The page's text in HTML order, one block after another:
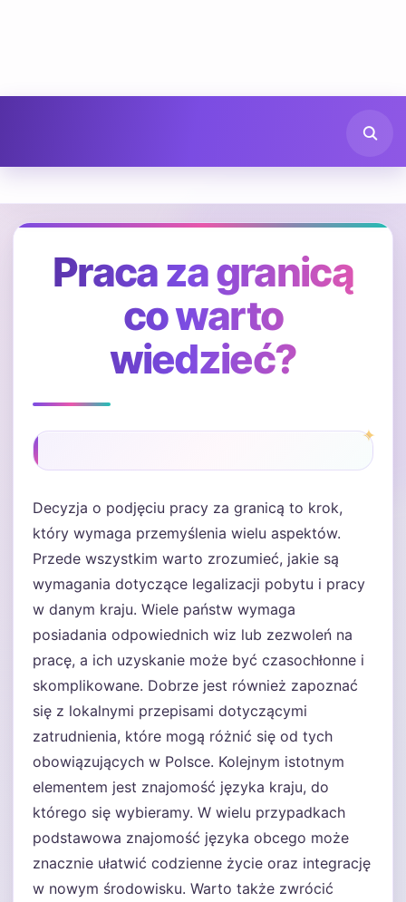
Praca za granicą
co warto
wiedzieć?
Decyzja o podjęciu pracy za granicą to krok,
który wymaga przemyślenia wielu aspektów.
Przede wszystkim warto zrozumieć, jakie są
wymagania dotyczące legalizacji pobytu i pracy
w danym kraju. Wiele państw wymaga
posiadania odpowiednich wiz lub zezwoleń na
pracę, a ich uzyskanie może być czasochłonne i
skomplikowane. Dobrze jest również zapoznać
się z lokalnymi przepisami dotyczącymi
zatrudnienia, które mogą różnić się od tych
obowiązujących w Polsce. Kolejnym istotnym
elementem jest znajomość języka kraju, do
którego się wybieramy. W wielu przypadkach
podstawowa znajomość języka obcego może
znacznie ułatwić codzienne życie oraz integrację
w nowym środowisku. Warto także zwrócić